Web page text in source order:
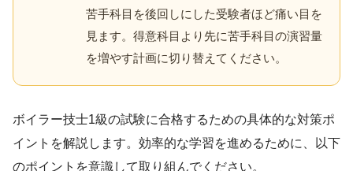
苦手科目を後回しにした受験者ほど痛い目を
見ます。得意科目より先に苦手科目の演習量
を増やす計画に切り替えてください。
ボイラー技士1級の試験に合格するための具体的な対策ポ
イントを解説します。効率的な学習を進めるために、以下
のポイントを意識して取り組んでください。